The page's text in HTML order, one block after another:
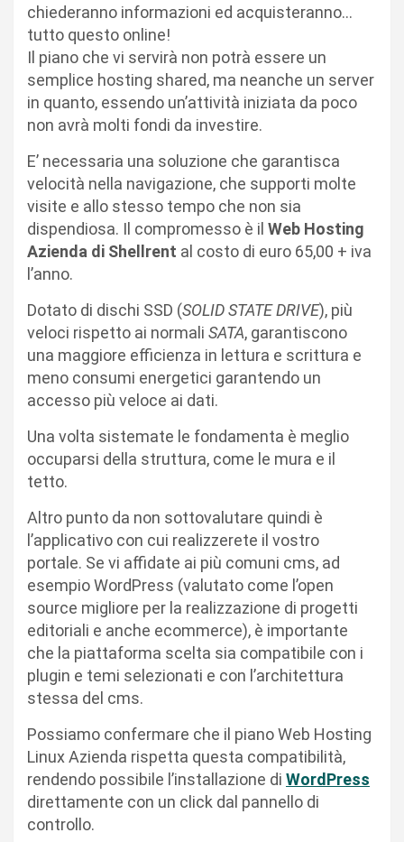
chiederanno informazioni ed acquisteranno…
tutto questo online!
Il piano che vi servirà non potrà essere un
semplice hosting shared, ma neanche un server
in quanto, essendo un’attività iniziata da poco
non avrà molti fondi da investire.
E’ necessaria una soluzione che garantisca
velocità nella navigazione, che supporti molte
visite e allo stesso tempo che non sia
dispendiosa. Il compromesso è il Web Hosting
Azienda di Shellrent al costo di euro 65,00 + iva
l’anno.
Dotato di dischi SSD (SOLID STATE DRIVE), più
veloci rispetto ai normali SATA, garantiscono
una maggiore efficienza in lettura e scrittura e
meno consumi energetici garantendo un
accesso più veloce ai dati.
Una volta sistemate le fondamenta è meglio
occuparsi della struttura, come le mura e il
tetto.
Altro punto da non sottovalutare quindi è
l’applicativo con cui realizzerete il vostro
portale. Se vi affidate ai più comuni cms, ad
esempio WordPress (valutato come l’open
source migliore per la realizzazione di progetti
editoriali e anche ecommerce), è importante
che la piattaforma scelta sia compatibile con i
plugin e temi selezionati e con l’architettura
stessa del cms.
Possiamo confermare che il piano Web Hosting
Linux Azienda rispetta questa compatibilità,
rendendo possibile l’installazione di WordPress
direttamente con un click dal pannello di
controllo.